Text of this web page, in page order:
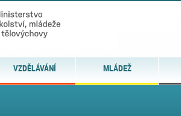
VZDĚLÁVÁNÍ MLÁDEŽ